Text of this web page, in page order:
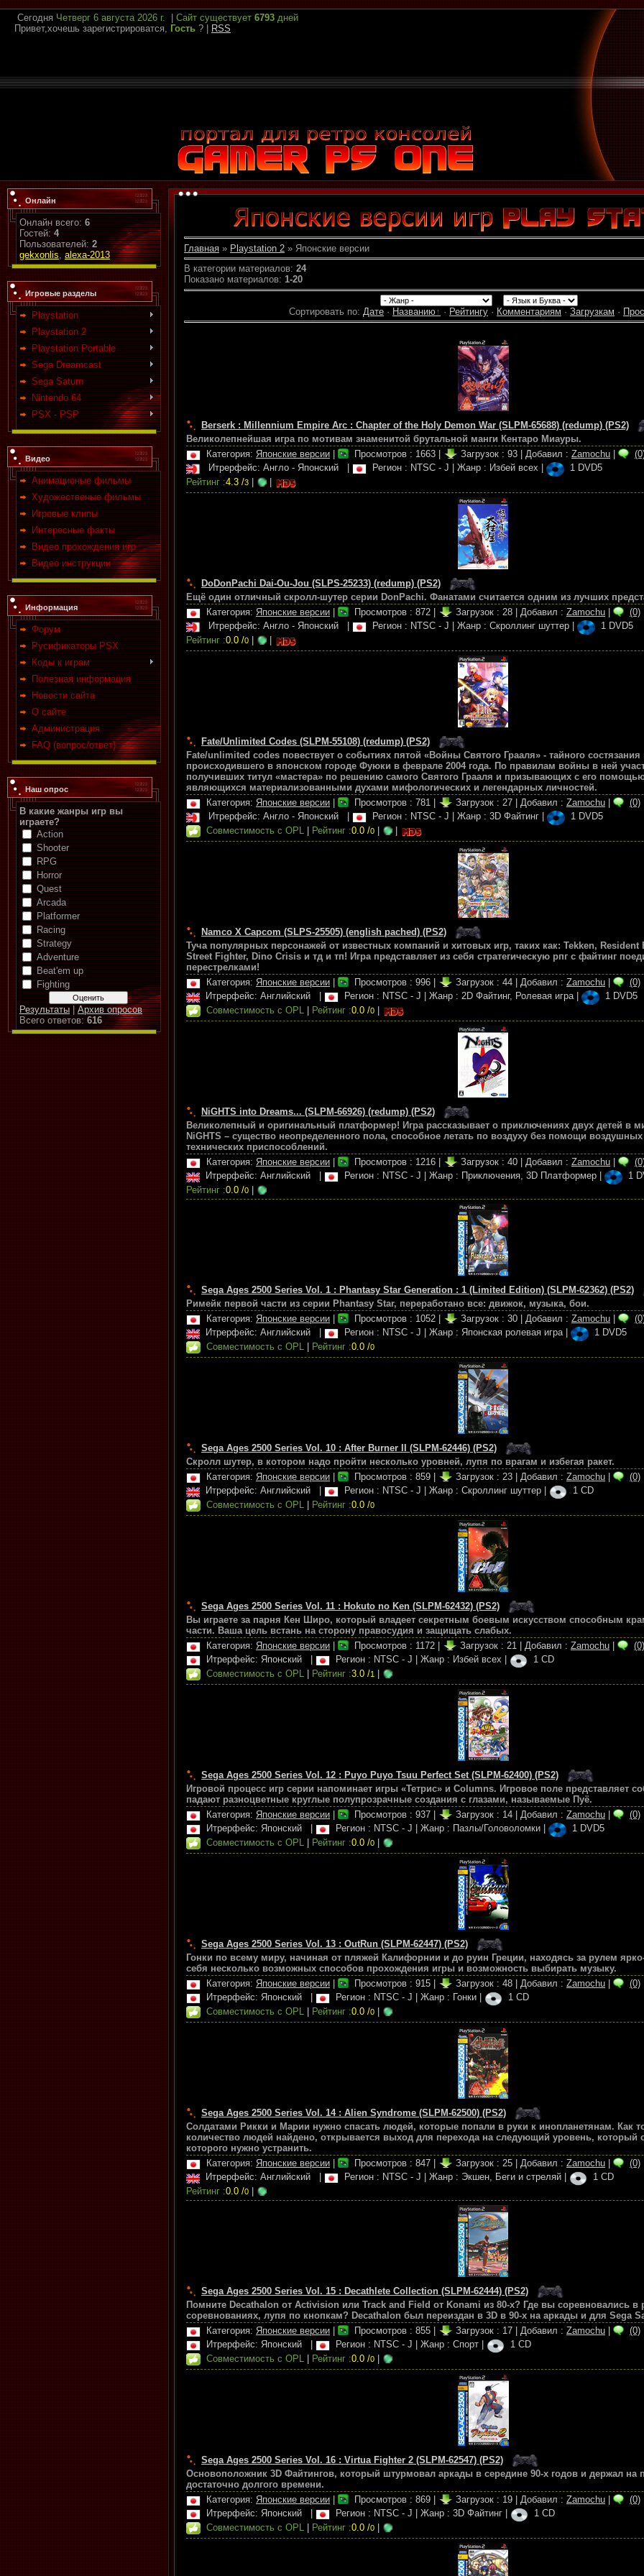
Сегодня Четверг 6 августа 2026 г. Сайт существует 6793 дней
Привет,хочешь зарегистрироватся, Гость ? RSS
Онлайн
Онлайн всего: 6
Гостей: 4
Пользователей: 2
gekxonlis, alexa-2013
Игровые разделы
Playstation
Playstation 2
Playstation Portable
Sega Dreamcast
Sega Saturn
Nintendo 64
PSX - PSP
Видео
Анимационые фильмы
Художественые фильмы
Игровые клипы
Интересные факты
Видео прохождения игр
Видео инструкции
Информация
Форум
Русификаторы PSX
Коды к играм
Полезная информация
Новости сайта
О сайте
Администрация
FAQ (вопрос/ответ)
Наш опрос
В какие жанры игр вы
играете?
Action
Shooter
RPG
Horror
Quest
Arcada
Platformer
Racing
Strategy
Adventure
Beat'em up
Fighting
Результаты
Архив опросов
Всего ответов: 616
Главная » Playstation 2 » Японские версии
В категории материалов: 24
Показано материалов: 1-20
Сортировать по: Дате · Названию · Рейтингу · Комментариям · Загрузкам ·
Berserk : Millennium Empire Arc : Chapter of the Holy Demon War (SLPM-65688) (redump) (PS2)
Великолепнейшая игра по мотивам знаменитой брутальной манги Кентаро Миауры.
Категория: Японские версии Просмотров : 1663 Загрузок : 93 Добавил : Zamochu
Итрерфейс: Англо - Японский
Регион : NTSC - J Жанр : Избей всех
1 DVD5
Рейтинг :4.3 /3
DoDonPachi Dai-Ou-Jou (SLPS-25233) (redump) (PS2)
Ещё один отличный скролл-шутер серии DonPachi. Фанатами считается одним из лучших
Категория: Японские версии Просмотров : 872 Загрузок : 28 Добавил : Zamochu
(0)
Итрерфейс: Англо - Японский
Регион : NTSC - J Жанр : Скроллинг шуттер
1 DVD5
Рейтинг :0.0 /0
Fate/Unlimited Codes (SLPM-55108) (redump) (PS2)
Fate/unlimited codes повествует о событиях пятой «Войны Святого Грааля» - тайного
происходившего в японском городе Фуюки в феврале 2004 года. По правилам войны в ней
получивших титул «мастера» по решению самого Святого Грааля и призывающих с его
являющихся материализованными духами мифологических и легендарных личностей.
Категория: Японские версии Просмотров : 781 Загрузок : 27 Добавил : Zamochu
(0)
Итрерфейс: Англо - Японский
Регион : NTSC - J Жанр : 3D Файтинг
1 DVD5
Совместимость с OPL
Рейтинг :0.0 /0
Namco X Capcom (SLPS-25505) (english pached) (PS2)
Туча популярных персонажей от известных компаний и хитовых игр, таких как: Tekken,
Street Fighter, Dino Crisis и тд и тп! Игра представляет из себя стратегическую рпг с файтинг
перестрелками!
Категория: Японские версии Просмотров : 996 Загрузок : 44 Добавил : Zamochu
(0)
Итрерфейс: Английский
Регион : NTSC - J Жанр : 2D Файтинг, Ролевая игра|
1 DVD5
Совместимость с OPL
Рейтинг :0.0 /0
NiGHTS into Dreams... (SLPM-66926) (redump) (PS2)
Великолепный и оригинальный платформер! Игра рассказывает о приключениях двух детей в
NiGHTS – существо неопределенного пола, способное летать по воздуху без помощи
технических приспособлений.
Категория: Японские версии Просмотров : 1216 Загрузок : 40 Добавил : Zamochu
Итрерфейс: Английский
Регион : NTSC - J Жанр : Приключения, 3D Платформер
1
Рейтинг :0.0 /0
Sega Ages 2500 Series Vol. 1 : Phantasy Star Generation : 1 (Limited Edition) (SLPM-62362) (PS2)
Римейк первой части из серии Phantasy Star, переработано все: движок, музыка, бои.
Категория: Японские версии Просмотров : 1052 Загрузок : 30 Добавил : Zamochu
Итрерфейс: Английский
Регион : NTSC - J Жанр : Японская ролевая игра|
1 DVD5
Совместимость с OPL
Рейтинг :0.0 /0
Sega Ages 2500 Series Vol. 10 : After Burner II (SLPM-62446) (PS2)
Скролл шутер, в котором надо пройти несколько уровней, лупя по врагам и избегая ракет.
Категория: Японские версии Просмотров : 859 Загрузок : 23 Добавил : Zamochu
(0)
Итрерфейс: Английский
Регион : NTSC - J Жанр : Скроллинг шуттер
1 CD
Совместимость с OPL
Рейтинг :0.0 /0
Sega Ages 2500 Series Vol. 11 : Hokuto no Ken (SLPM-62432) (PS2)
Вы играете за парня Кен Широ, который владеет секретным боевым искусством способным
части. Ваша цель встань на сторону правосудия и защищать слабых.
Категория: Японские версии Просмотров : 1172 Загрузок : 21 Добавил : Zamochu
(0)
Итрерфейс: Японский
Регион : NTSC - J Жанр : Избей всех
1 CD
Совместимость с OPL
Рейтинг :3.0 /1
Sega Ages 2500 Series Vol. 12 : Puyo Puyo Tsuu Perfect Set (SLPM-62400) (PS2)
Игровой процесс игр серии напоминает игры «Тетрис» и Columns. Игровое поле представляет
падают разноцветные круглые полупрозрачные создания с глазами, называемые Пуё.
Категория: Японские версии Просмотров : 937 Загрузок : 14 Добавил : Zamochu
(0)
Итрерфейс: Японский
Регион : NTSC - J Жанр : Пазлы/Головоломки
1 DVD5
Совместимость с OPL
Рейтинг :0.0 /0
Sega Ages 2500 Series Vol. 13 : OutRun (SLPM-62447) (PS2)
Гонки по всему миру, начиная от пляжей Калифорнии и до руин Греции, находясь за рулем
себя несколько возможных способов прохождения игры и возможность выбирать музыку.
Категория: Японские версии Просмотров : 915 Загрузок : 48 Добавил : Zamochu
(0)
Итрерфейс: Японский
Регион : NTSC - J Жанр : Гонки
1 CD
Совместимость с OPL
Рейтинг :0.0 /0
Sega Ages 2500 Series Vol. 14 : Alien Syndrome (SLPM-62500) (PS2)
Солдатами Рикки и Марии нужно спасать людей, которые попали в руки к инопланетянам. Как
количество людей найдено, открывается выход для перехода на следующий уровень, который
которого нужно устранить.
Категория: Японские версии Просмотров : 847 Загрузок : 25 Добавил : Zamochu
(0)
Итрерфейс: Английский
Регион : NTSC - J Жанр : Экшен, Беги и стреляй
1 CD
Рейтинг :0.0 /0
Sega Ages 2500 Series Vol. 15 : Decathlete Collection (SLPM-62444) (PS2)
Помните Decathalon от Activision или Track and Field от Konami из 80-х? Где вы соревновались
соревнованиях, лупя по кнопкам? Decathalon был переиздан в 3D в 90-х на аркады и для Sega
Категория: Японские версии Просмотров : 855 Загрузок : 17 Добавил : Zamochu
(0)
Итрерфейс: Японский
Регион : NTSC - J Жанр : Спорт
1 CD
Совместимость с OPL
Рейтинг :0.0 /0
Sega Ages 2500 Series Vol. 16 : Virtua Fighter 2 (SLPM-62547) (PS2)
Основоположник 3D Файтингов, который штурмовал аркады в середине 90-х годов и держал на
достаточно долгого времени.
Категория: Японские версии Просмотров : 869 Загрузок : 19 Добавил : Zamochu
(0)
Итрерфейс: Японский
Регион : NTSC - J Жанр : 3D Файтинг
1 CD
Совместимость с OPL
Рейтинг :0.0 /0